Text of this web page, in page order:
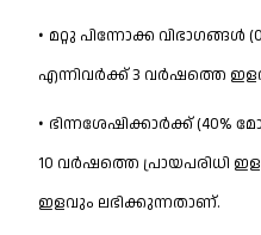
മറ്റു പിന്നോക്ക വിഭാഗങ്ങൾ
എന്നിവർക്ക് 3 വർഷത്തെ
ഭിന്നശേഷിക്കാർക്ക്
10 വർഷത്തെ പ്രായപരിധി
ഇളവും ലഭിക്കുന്നതാണ്.